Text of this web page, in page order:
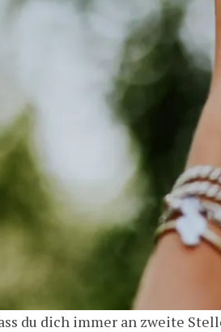
du dich immer an zweite